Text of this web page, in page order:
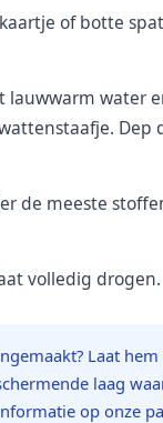
of botte
lauwwarm water
de meeste
volledig drogen.
Laat
laag
op onze